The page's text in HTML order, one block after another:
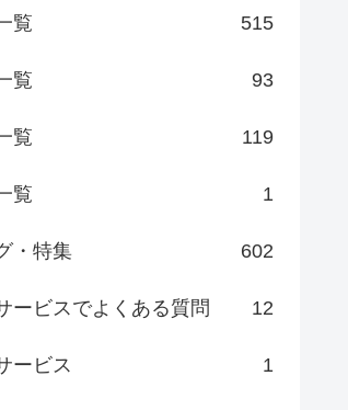
覧 515
覧 93
覧 119
覧 1
・特集 602
ービスでよくある質問 12
ービス 1